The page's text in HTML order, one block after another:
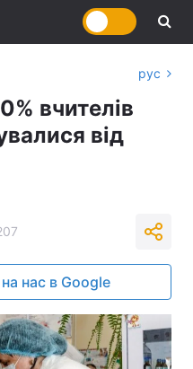
рус
вчителів
від
нас в Google